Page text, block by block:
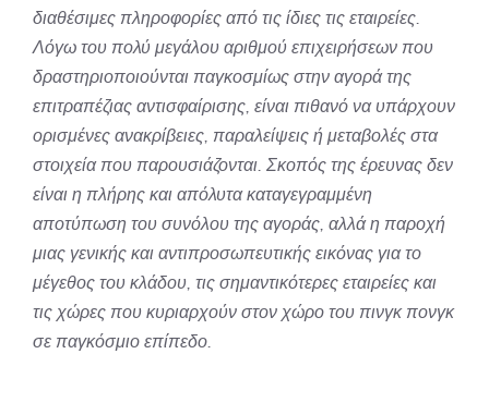
διαθέσιμες πληροφορίες από τις ίδιες τις εταιρείες.
Λόγω του πολύ μεγάλου αριθμού επιχειρήσεων που
δραστηριοποιούνται παγκοσμίως στην αγορά της
επιτραπέζιας αντισφαίρισης, είναι πιθανό να υπάρχουν
ορισμένες ανακρίβειες, παραλείψεις ή μεταβολές στα
στοιχεία που παρουσιάζονται. Σκοπός της έρευνας δεν
είναι η πλήρης και απόλυτα καταγεγραμμένη
αποτύπωση του συνόλου της αγοράς, αλλά η παροχή
μιας γενικής και αντιπροσωπευτικής εικόνας για το
μέγεθος του κλάδου, τις σημαντικότερες εταιρείες και
τις χώρες που κυριαρχούν στον χώρο του πινγκ πονγκ
σε παγκόσμιο επίπεδο.